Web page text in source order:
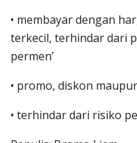
• membayar dengan
terkecil, terhindar dari
permen’
• promo, diskon
• terhindar dari risiko